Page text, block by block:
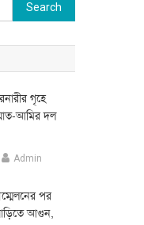
Search
গৃহে
আমির দল
Admin
পর
আগুন,